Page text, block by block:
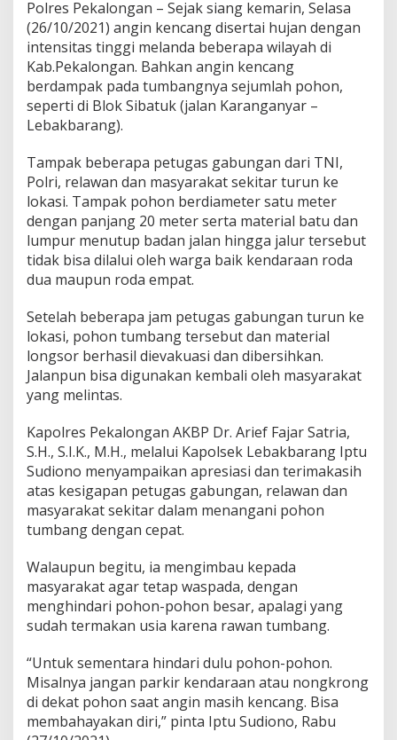
Polres Pekalongan – Sejak siang kemarin, Selasa
(26/10/2021) angin kencang disertai hujan dengan
intensitas tinggi melanda beberapa wilayah di
Kab.Pekalongan. Bahkan angin kencang
berdampak pada tumbangnya sejumlah pohon,
seperti di Blok Sibatuk (jalan Karanganyar –
Lebakbarang).
Tampak beberapa petugas gabungan dari TNI,
Polri, relawan dan masyarakat sekitar turun ke
lokasi. Tampak pohon berdiameter satu meter
dengan panjang 20 meter serta material batu dan
lumpur menutup badan jalan hingga jalur tersebut
tidak bisa dilalui oleh warga baik kendaraan roda
dua maupun roda empat.
Setelah beberapa jam petugas gabungan turun ke
lokasi, pohon tumbang tersebut dan material
longsor berhasil dievakuasi dan dibersihkan.
Jalanpun bisa digunakan kembali oleh masyarakat
yang melintas.
Kapolres Pekalongan AKBP Dr. Arief Fajar Satria,
S.H., S.I.K., M.H., melalui Kapolsek Lebakbarang Iptu
Sudiono menyampaikan apresiasi dan terimakasih
atas kesigapan petugas gabungan, relawan dan
masyarakat sekitar dalam menangani pohon
tumbang dengan cepat.
Walaupun begitu, ia mengimbau kepada
masyarakat agar tetap waspada, dengan
menghindari pohon-pohon besar, apalagi yang
sudah termakan usia karena rawan tumbang.
“Untuk sementara hindari dulu pohon-pohon.
Misalnya jangan parkir kendaraan atau nongkrong
di dekat pohon saat angin masih kencang. Bisa
membahayakan diri,” pinta Iptu Sudiono, Rabu